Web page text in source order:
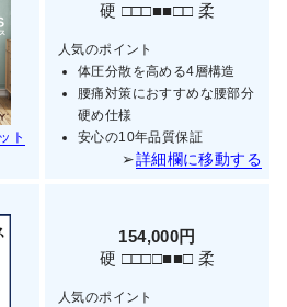
ト
硬 □□□■■□□ 柔
人気のポイント
体圧分散を高める4層構造
腰痛対策におすすめな腰部分
硬め仕様
安心の10年品質保証
➢詳細欄に移動する
154,000円
硬 □□□□■■□ 柔
人気のポイント